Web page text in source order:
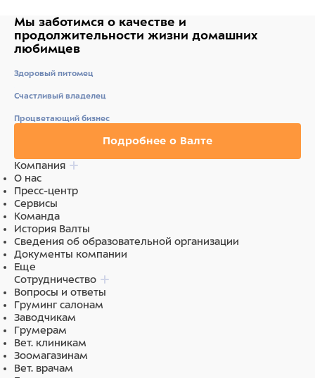
Вода, полисорбат 20, лаурет-8, парфюм (отдушка),
имидазолидинил мочевина, молочная кислота,
феноксиэтанол, метилпарабен, этилпарабен, альфа-
линалоол.
Мы заботимся о качестве и
продолжительности жизни домашних
любимцев
Здоровый питомец
Счастливый владелец
Процветающий бизнес
Подробнее о Валте
Компания
О нас
Пресс-центр
Сервисы
Команда
История Валты
Сведения об образовательной организации
Документы компании
Еще
Сотрудничество
Вопросы и ответы
Груминг салонам
Заводчикам
Грумерам
Вет. клиникам
Зоомагазинам
Вет. врачам